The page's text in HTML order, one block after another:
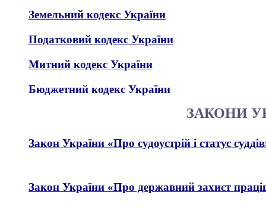
Земельний кодекс України
Податковий кодекс України
Митний кодекс України
Бюджетний кодекс України
ЗАКОНИ
Закон України «Про судоустрій і статус суддів
Закон України «Про державний захист